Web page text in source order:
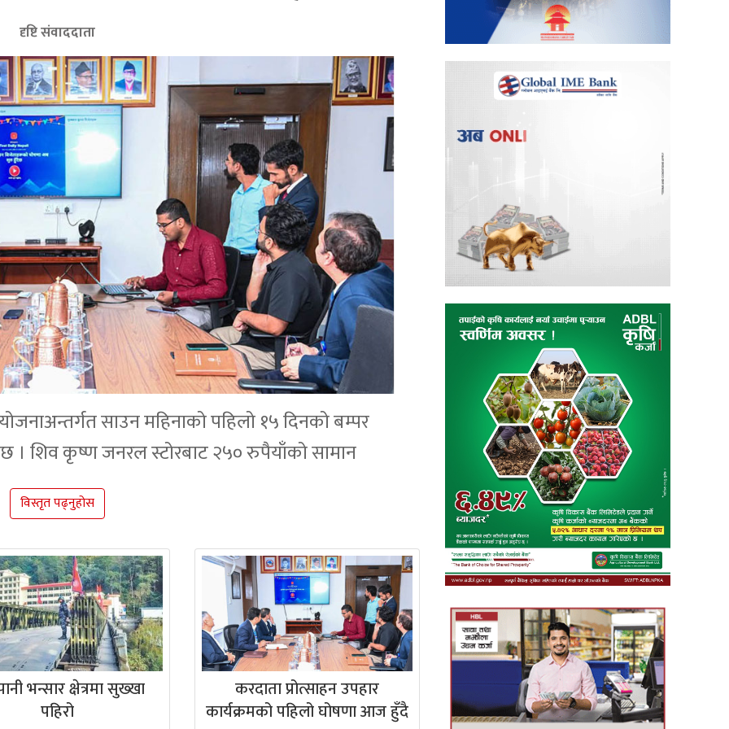
दृष्टि संवाददाता
साउन महिनाको पहिलो १५ दिनको बम्पर
। शिव कृष्ण जनरल स्टोरबाट २५० रुपैयाँको सामान
विस्तृत पढ्नुहोस
भन्सार क्षेत्रमा सुख्खा
पहिरो
करदाता प्रोत्साहन उपहार
कार्यक्रमको पहिलो घोषणा आज हुँदै